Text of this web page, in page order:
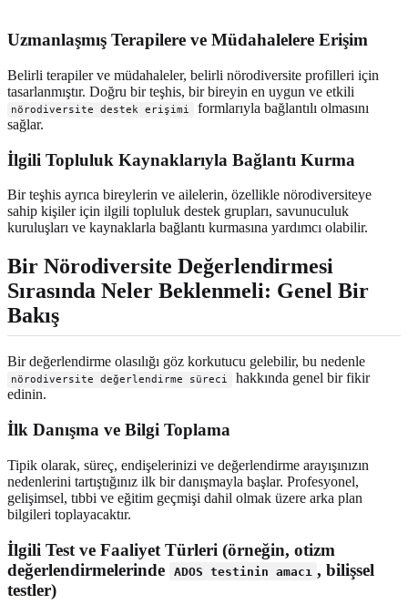
Uzmanlaşmış Terapilere ve Müdahalelere Erişim
Belirli terapiler ve müdahaleler, belirli nörodiversite profilleri için
tasarlanmıştır. Doğru bir teşhis, bir bireyin en uygun ve etkili
nörodiversite destek erişimi
formlarıyla bağlantılı olmasını
sağlar.
İlgili Topluluk Kaynaklarıyla Bağlantı Kurma
Bir teşhis ayrıca bireylerin ve ailelerin, özellikle nörodiversiteye
sahip kişiler için ilgili topluluk destek grupları, savunuculuk
kuruluşları ve kaynaklarla bağlantı kurmasına yardımcı olabilir.
Bir Nörodiversite Değerlendirmesi
Sırasında Neler Beklenmeli: Genel Bir
Bakış
Bir değerlendirme olasılığı göz korkutucu gelebilir, bu nedenle
nörodiversite değerlendirme süreci
hakkında genel bir fikir
edinin.
İlk Danışma ve Bilgi Toplama
Tipik olarak, süreç, endişelerinizi ve değerlendirme arayışınızın
nedenlerini tartıştığınız ilk bir danışmayla başlar. Profesyonel,
gelişimsel, tıbbi ve eğitim geçmişi dahil olmak üzere arka plan
bilgileri toplayacaktır.
İlgili Test ve Faaliyet Türleri (örneğin, otizm
değerlendirmelerinde
ADOS testinin amacı , bilişsel
testler)